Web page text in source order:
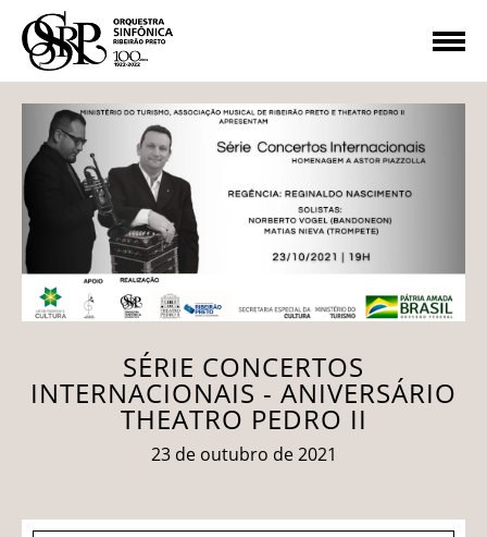
SÉRIE CONCERTOS
INTERNACIONAIS - ANIVERSÁRIO
THEATRO PEDRO II
23 de outubro de 2021